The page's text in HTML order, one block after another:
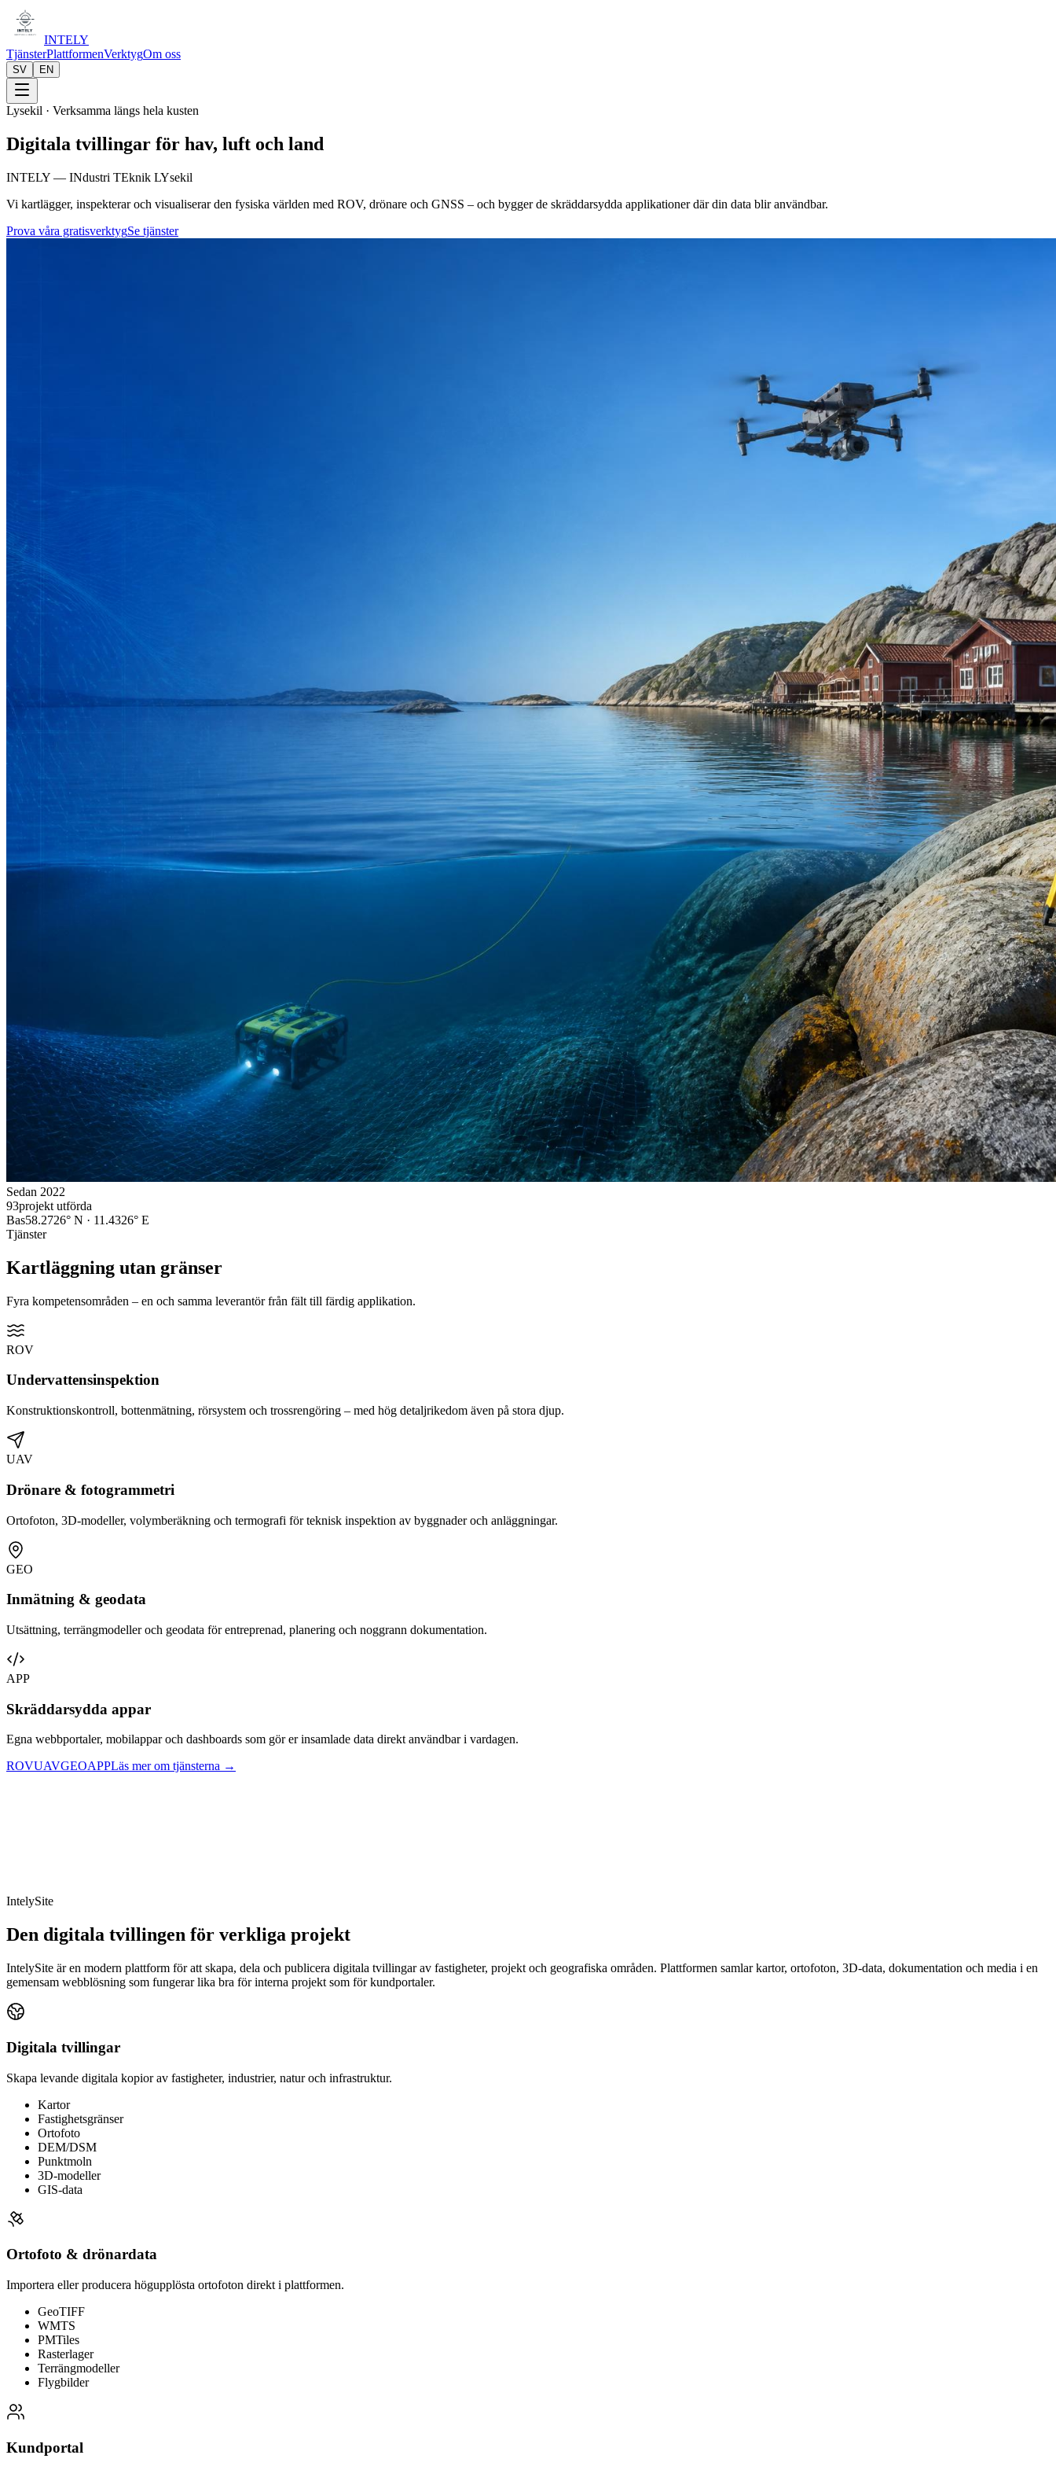
INTELY
TjänsterPlattformenVerktygOm oss
SV EN
Lysekil · Verksamma längs hela kusten
Digitala tvillingar för hav, luft och land
INTELY — INdustri TEknik LYsekil
Vi kartlägger, inspekterar och visualiserar den fysiska världen med ROV, drönare och GNSS – och bygger de skräddarsydda applikationer där din data blir användbar.
Prova våra gratisverktygSe tjänster
Sedan 2022
93projekt utförda
Bas58.2726° N · 11.4326° E
Tjänster
Kartläggning utan gränser
Fyra kompetensområden – en och samma leverantör från fält till färdig applikation.
ROV
Undervattensinspektion
Konstruktionskontroll, bottenmätning, rörsystem och trossrengöring – med hög detaljrikedom även på stora djup.
UAV
Drönare & fotogrammetri
Ortofoton, 3D-modeller, volymberäkning och termografi för teknisk inspektion av byggnader och anläggningar.
GEO
Inmätning & geodata
Utsättning, terrängmodeller och geodata för entreprenad, planering och noggrann dokumentation.
APP
Skräddarsydda appar
Egna webbportaler, mobilappar och dashboards som gör er insamlade data direkt användbar i vardagen.
ROVUAVGEOAPPLäs mer om tjänsterna →
IntelySite
Den digitala tvillingen för verkliga projekt
IntelySite är en modern plattform för att skapa, dela och publicera digitala tvillingar av fastigheter, projekt och geografiska områden. Plattformen samlar kartor, ortofoton, 3D-data, dokumentation och media i en
gemensam webblösning som fungerar lika bra för interna projekt som för kundportaler.
Digitala tvillingar
Skapa levande digitala kopior av fastigheter, industrier, natur och infrastruktur.
Kartor
Fastighetsgränser
Ortofoto
DEM/DSM
Punktmoln
3D-modeller
GIS-data
Ortofoto & drönardata
Importera eller producera högupplösta ortofoton direkt i plattformen.
GeoTIFF
WMTS
PMTiles
Rasterlager
Terrängmodeller
Flygbilder
Kundportal